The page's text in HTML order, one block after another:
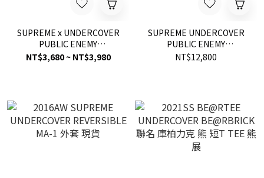
SUPREME x UNDERCOVER
PUBLIC ENEMY
TERRORDOME 短袖 準心
NT$3,680 ~ NT$3,980
SUPREME UNDERCOVER
PUBLIC ENEMY
SWEATSHIRT 帽T 星空
NT$12,800